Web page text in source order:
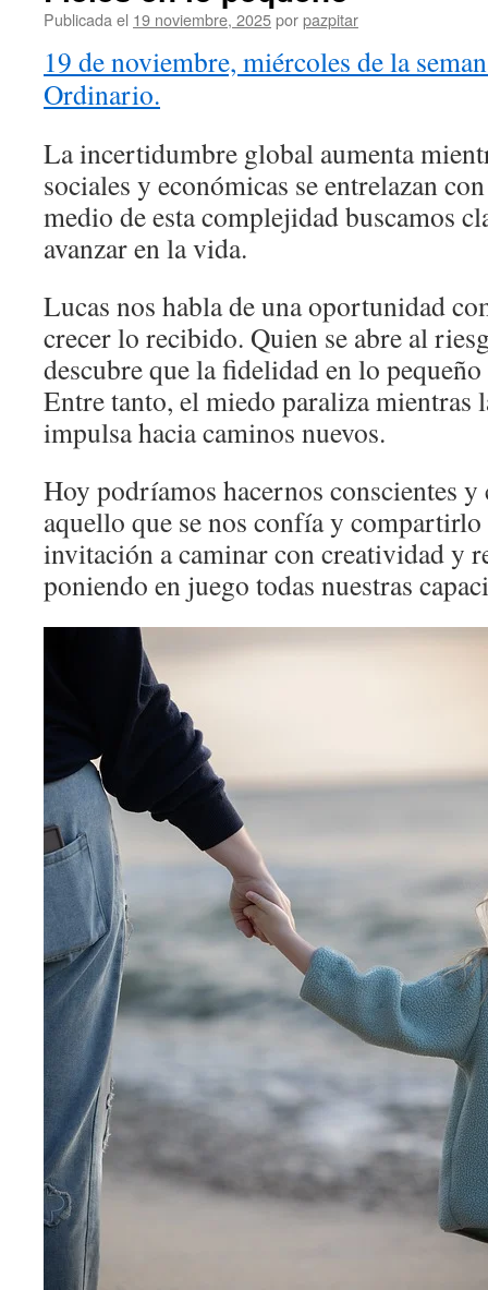
Publicada el 19 noviembre, 2025porpazpitar
19 de noviembre, miércoles de la
Ordinario.
La incertidumbre global aumenta
sociales y económicas se entrelazan
medio de esta complejidad buscamos
avanzar en la vida.
Lucas nos habla de una oportunidad
crecer lo recibido. Quien se abre al
descubre que la fidelidad en lo
Entre tanto, el miedo paraliza mientras
impulsa hacia caminos nuevos.
Hoy podríamos hacernos conscientes
aquello que se nos confía y
invitación a caminar con creatividad y
poniendo en juego todas nuestras